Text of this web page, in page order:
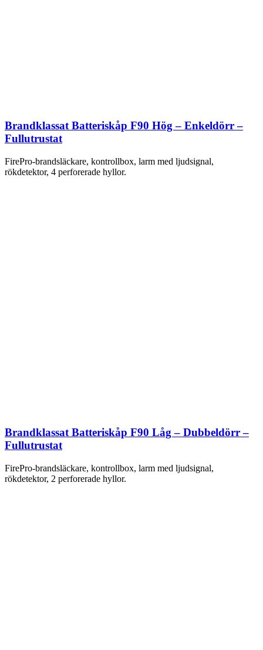
Brandklassat Batteriskåp F90 Hög – Enkeldörr –
Fullutrustat
FirePro-brandsläckare, kontrollbox, larm med ljudsignal,
rökdetektor, 4 perforerade hyllor.
Brandklassat Batteriskåp F90 Låg – Dubbeldörr –
Fullutrustat
FirePro-brandsläckare, kontrollbox, larm med ljudsignal,
rökdetektor, 2 perforerade hyllor.